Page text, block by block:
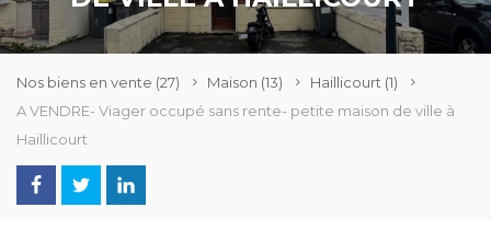
Nos biens en vente (27) Maison (13) Haillicourt (1)
A VENDRE- Viager occupé sans rente- petite maison de ville à
Haillicourt